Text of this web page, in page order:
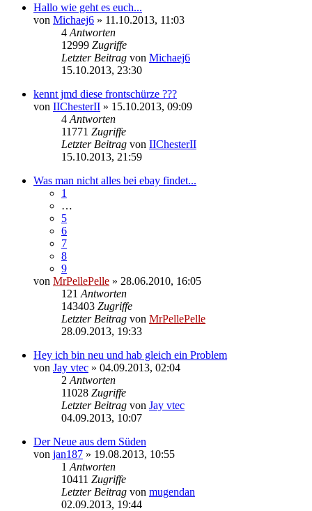
Hallo wie geht es euch...
von Michaej6 » 11.10.2013, 11:03
4 Antworten
12999 Zugriffe
Letzter Beitrag von Michaej6
15.10.2013, 23:30
kennt jmd diese frontschürze ???
von IIChesterII » 15.10.2013, 09:09
4 Antworten
11771 Zugriffe
Letzter Beitrag von IIChesterII
15.10.2013, 21:59
Was man nicht alles bei ebay findet...
1
…
5
6
7
8
9
von MrPellePelle » 28.06.2010, 16:05
121 Antworten
143403 Zugriffe
Letzter Beitrag von MrPellePelle
28.09.2013, 19:33
Hey ich bin neu und hab gleich ein Problem
von Jay vtec » 04.09.2013, 02:04
2 Antworten
11028 Zugriffe
Letzter Beitrag von Jay vtec
04.09.2013, 10:07
Der Neue aus dem Süden
von jan187 » 19.08.2013, 10:55
1 Antworten
10411 Zugriffe
Letzter Beitrag von mugendan
02.09.2013, 19:44